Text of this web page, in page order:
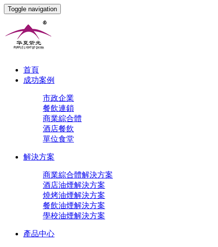
Toggle navigation
首頁
成功案例
市政企業
餐飲連鎖
商業綜合體
酒店餐飲
單位食堂
解決方案
商業綜合體解決方案
酒店油煙解決方案
燒烤油煙解決方案
餐飲油煙解決方案
學校油煙解決方案
產品中心